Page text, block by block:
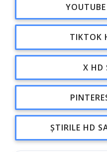
TIKTOK
X HD
ȘTIRILE HD